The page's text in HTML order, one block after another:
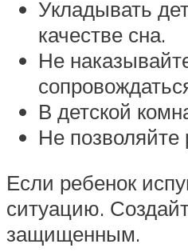
Укладывать
качестве сна.
Не
В детской
Не позволяйте
Если ребенок
ситуацию.
защищенным.